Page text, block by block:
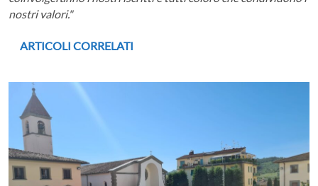
nostri valori."
ARTICOLI CORRELATI